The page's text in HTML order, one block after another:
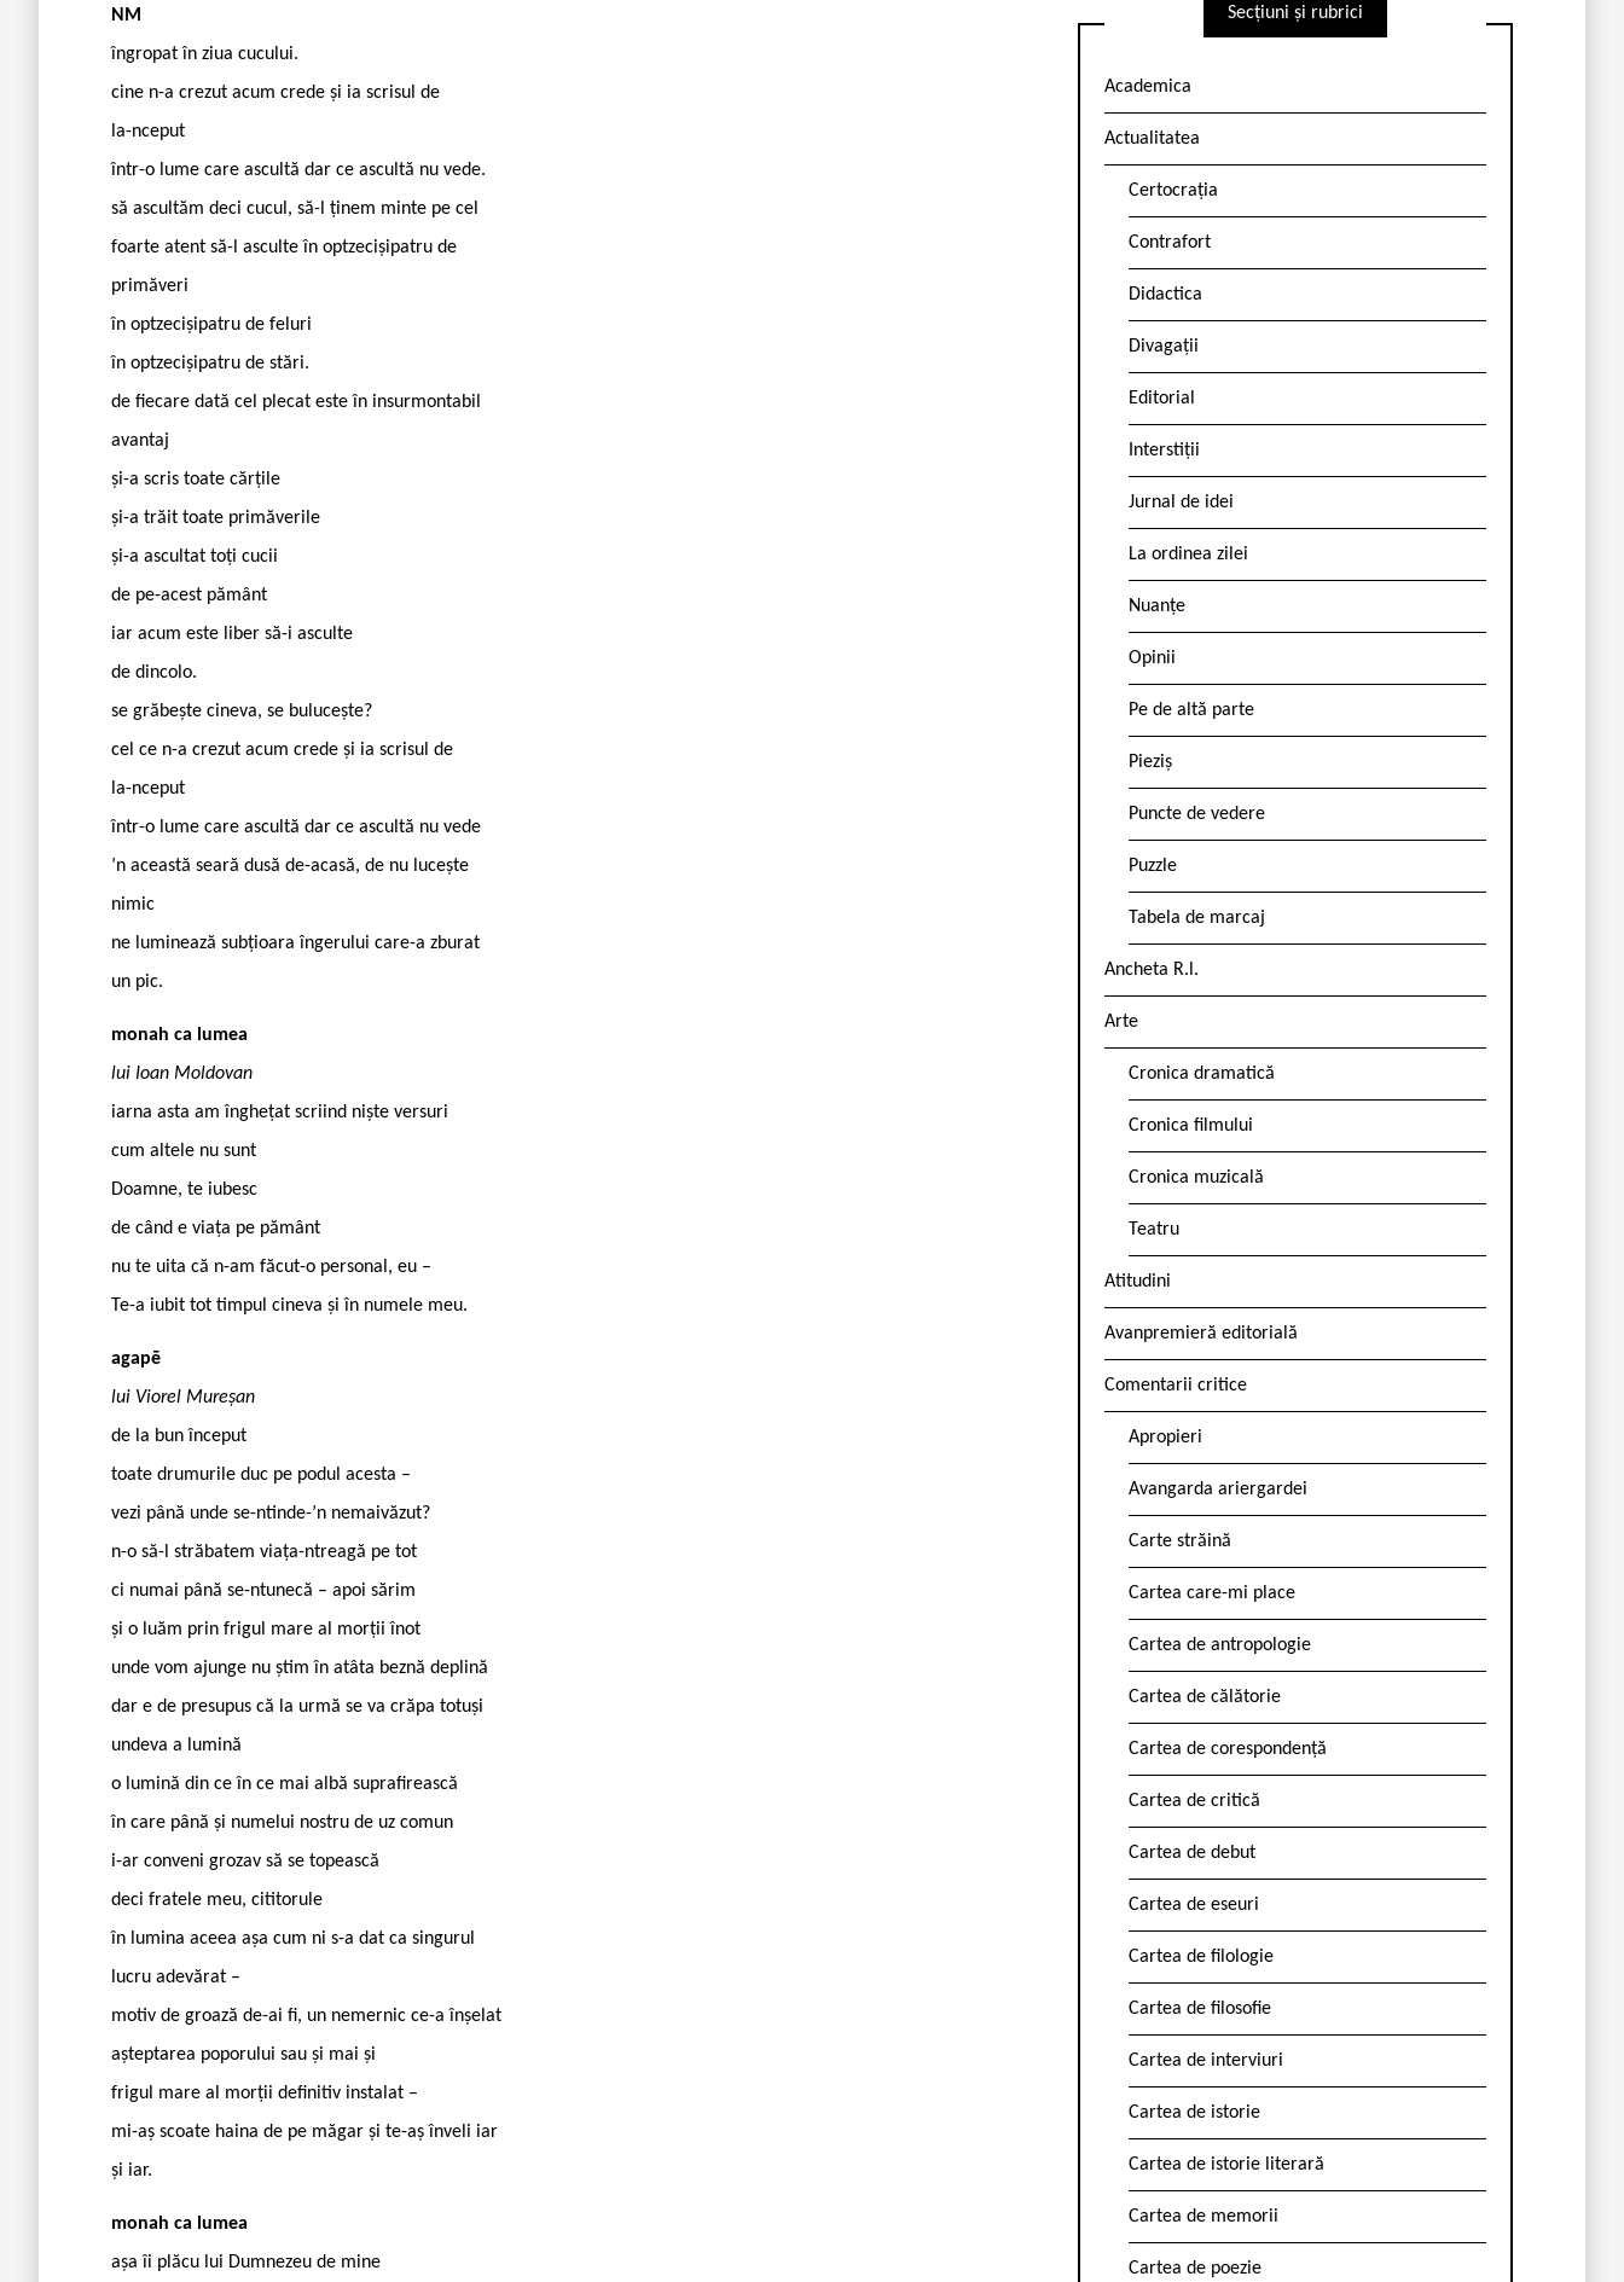
NM
îngropat în ziua cucului.
cine n-a crezut acum crede și ia scrisul de
la-nceput
într-o lume care ascultă dar ce ascultă nu vede.
să ascultăm deci cucul, să-l ținem minte pe cel
foarte atent să-l asculte în optzecișipatru de
primăveri
în optzecișipatru de feluri
în optzecișipatru de stări.
de fiecare dată cel plecat este în insurmontabil
avantaj
și-a scris toate cărțile
și-a trăit toate primăverile
și-a ascultat toți cucii
de pe-acest pământ
iar acum este liber să-i asculte
de dincolo.
se grăbește cineva, se bulucește?
cel ce n-a crezut acum crede și ia scrisul de
la-nceput
într-o lume care ascultă dar ce ascultă nu vede
’n această seară dusă de-acasă, de nu lucește
nimic
ne luminează subțioara îngerului care-a zburat
un pic.
monah ca lumea
lui Ioan Moldovan
iarna asta am înghețat scriind niște versuri
cum altele nu sunt
Doamne, te iubesc
de când e viața pe pământ
nu te uita că n-am făcut-o personal, eu –
Te-a iubit tot timpul cineva și în numele meu.
agapē
lui Viorel Mureșan
de la bun început
toate drumurile duc pe podul acesta –
vezi până unde se-ntinde-’n nemaivăzut?
n-o să-l străbatem viața-ntreagă pe tot
ci numai până se-ntunecă – apoi sărim
și o luăm prin frigul mare al morții înot
unde vom ajunge nu știm în atâta beznă deplină
dar e de presupus că la urmă se va crăpa totuși
undeva a lumină
o lumină din ce în ce mai albă suprafirească
în care până și numelui nostru de uz comun
i-ar conveni grozav să se topească
deci fratele meu, cititorule
în lumina aceea așa cum ni s-a dat ca singurul
lucru adevărat –
motiv de groază de-ai fi, un nemernic ce-a înșelat
așteptarea poporului sau și mai și
frigul mare al morții definitiv instalat –
mi-aș scoate haina de pe măgar și te-aș înveli iar
și iar.
monah ca lumea
așa îi plăcu lui Dumnezeu de mine
Secțiuni și rubrici
Academica
Actualitatea
Certocrația
Contrafort
Didactica
Divagații
Editorial
Interstiții
Jurnal de idei
La ordinea zilei
Nuanțe
Opinii
Pe de altă parte
Pieziș
Puncte de vedere
Puzzle
Tabela de marcaj
Ancheta R.l.
Arte
Cronica dramatică
Cronica filmului
Cronica muzicală
Teatru
Atitudini
Avanpremieră editorială
Comentarii critice
Apropieri
Avangarda ariergardei
Carte străină
Cartea care-mi place
Cartea de antropologie
Cartea de călătorie
Cartea de corespondență
Cartea de critică
Cartea de debut
Cartea de eseuri
Cartea de filologie
Cartea de filosofie
Cartea de interviuri
Cartea de istorie
Cartea de istorie literară
Cartea de memorii
Cartea de poezie